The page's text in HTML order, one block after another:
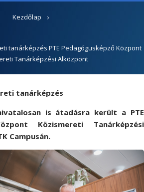
Kezdőlap
tanárképzés PTE Pedagógusképző Központ
Tanárképzési Alközpont
tanárképzés
is átadásra került a PTE
Közismereti Tanárképzési
Campusán.